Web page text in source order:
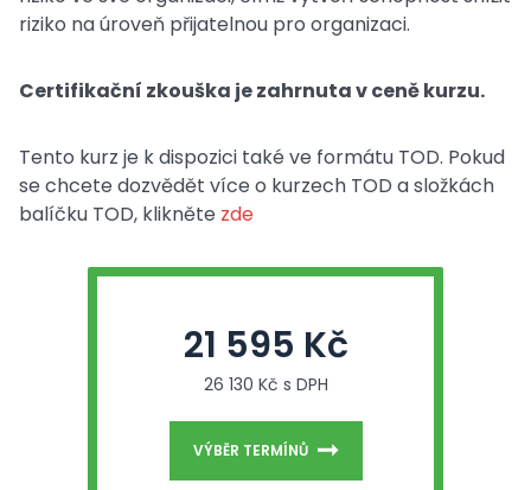
riziko na úroveň přijatelnou pro organizaci.
Certifikační zkouška je zahrnuta v ceně kurzu.
Tento kurz je k dispozici také ve formátu TOD. Pokud
se chcete dozvědět více o kurzech TOD a složkách
balíčku TOD, klikněte zde
21 595 Kč
26 130 Kč s DPH
VÝBĚR TERMÍNŮ